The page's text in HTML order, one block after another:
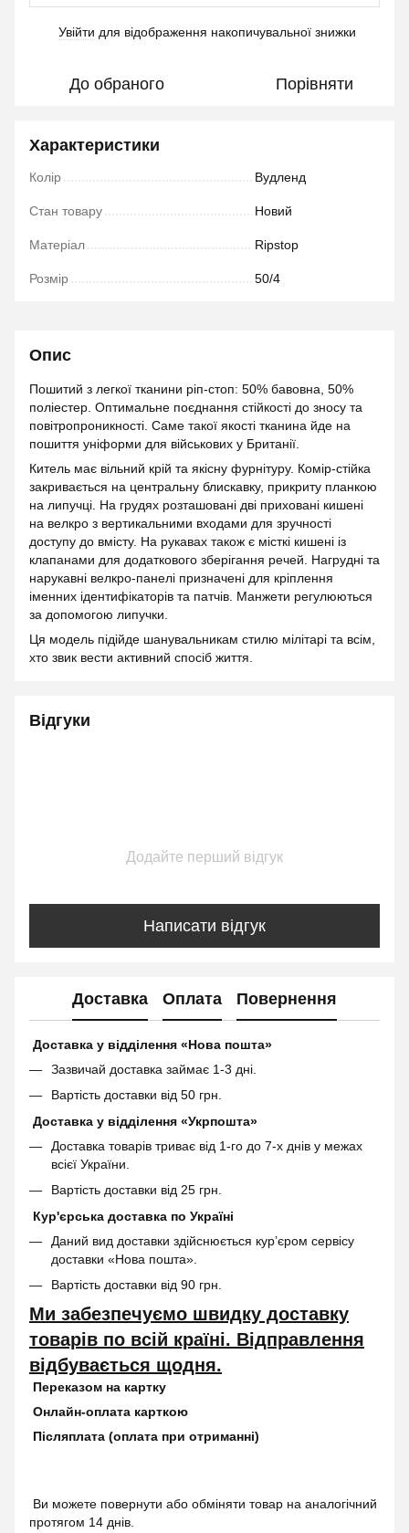
Увійти для відображення накопичувальної знижки
До обраного Порівняти
Характеристики
Колір Вудленд
Стан товару Новий
Матеріал Ripstop
Розмір 50/4
Опис
Пошитий з легкої тканини ріп-стоп: 50% бавовна, 50%
поліестер. Оптимальне поєднання стійкості до зносу та
повітропроникності. Саме такої якості тканина йде на
пошиття уніформи для військових у Британії.
Китель має вільний крій та якісну фурнітуру. Комір-стійка
закривається на центральну блискавку, прикриту планкою
на липучці. На грудях розташовані дві приховані кишені
на велкро з вертикальними входами для зручності
доступу до вмісту. На рукавах також є місткі кишені із
клапанами для додаткового зберігання речей. Нагрудні та
нарукавні велкро-панелі призначені для кріплення
іменних ідентифікаторів та патчів. Манжети регулюються
за допомогою липучки.
Ця модель підійде шанувальникам стилю мілітарі та всім,
хто звик вести активний спосіб життя.
Відгуки
Додайте перший відгук
Написати відгук
Доставка Оплата Повернення
Доставка у відділення «Нова пошта»
Зазвичай доставка займає 1-3 дні.
Вартість доставки від 50 грн.
Доставка у відділення «Укрпошта»
Доставка товарів триває від 1-го до 7-х днів у межах
всієї України.
Вартість доставки від 25 грн.
Кур'єрська доставка по Україні
Даний вид доставки здійснюється кур’єром сервісу
доставки «Нова пошта».
Вартість доставки від 90 грн.
Ми забезпечуємо швидку доставку
товарів по всій країні. Відправлення
відбувається щодня.
Переказом на картку
Онлайн-оплата карткою
Післяплата (оплата при отриманні)
Ви можете повернути або обміняти товар на аналогічний
протягом 14 днів.